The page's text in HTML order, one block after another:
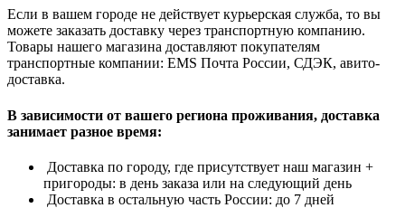
Если в вашем городе не действует курьерская служба, то вы
можете заказать доставку через транспортную компанию.
Товары нашего магазина доставляют покупателям
транспортные компании: EMS Почта России, СДЭК, авито-
доставка.
В зависимости от вашего региона проживания, доставка
занимает разное время:
Доставка по городу, где присутствует наш магазин +
пригороды: в день заказа или на следующий день
Доставка в остальную часть России: до 7 дней